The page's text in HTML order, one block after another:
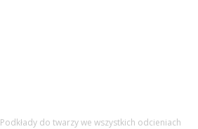
Podkłady do twarzy we wszystkich odcieniach